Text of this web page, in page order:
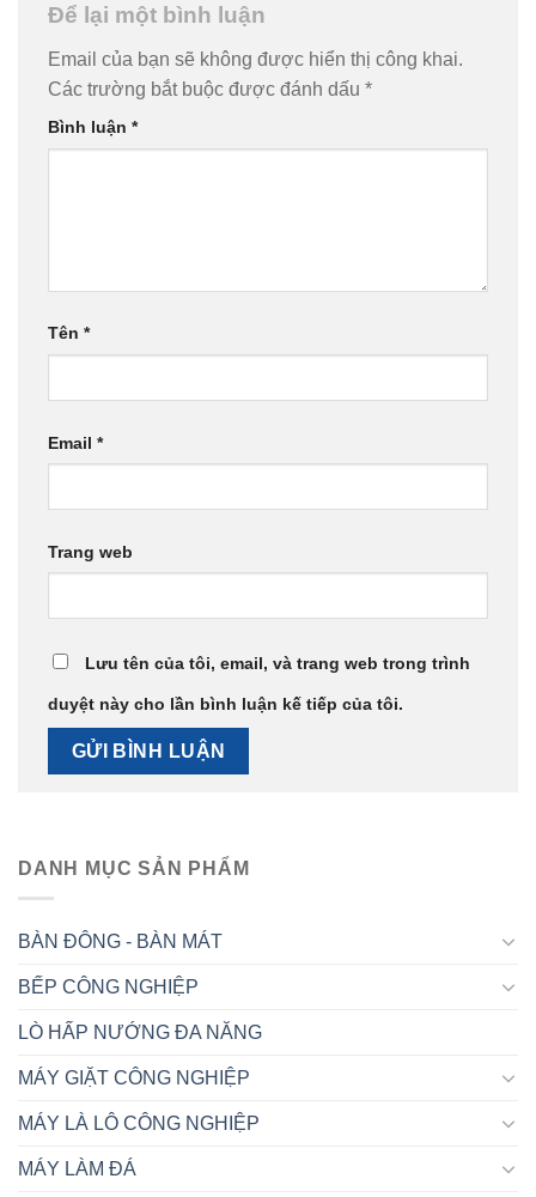
Để lại một bình luận
Email của bạn sẽ không được hiển thị công khai.
Các trường bắt buộc được đánh dấu *
Bình luận *
Tên *
Email *
Trang web
Lưu tên của tôi, email, và trang web trong trình
duyệt này cho lần bình luận kế tiếp của tôi.
DANH MỤC SẢN PHẨM
BÀN ĐÔNG - BÀN MÁT
BẾP CÔNG NGHIỆP
LÒ HẤP NƯỚNG ĐA NĂNG
MÁY GIẶT CÔNG NGHIỆP
MÁY LÀ LÔ CÔNG NGHIỆP
MÁY LÀM ĐÁ